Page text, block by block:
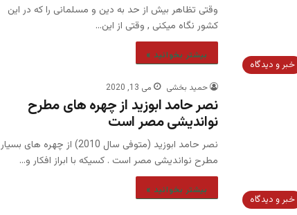
وقتی تظاهر بیش از حد به دین و مسلمانی را که در این
کشور نگاه میکنی , وقتی از این…
بیشتر بخوانید »
خبر و دیدگاه
حمید بخشی می 13, 2020
نصر حامد ابوزید از چهره های مطرح
نواندیشی مصر است
نصر حامد ابوزید (متوفی سال 2010) از چهره های بسیار
مطرح نواندیشی مصر است . کسیکه با ابراز افکار و…
بیشتر بخوانید »
خبر و دیدگاه